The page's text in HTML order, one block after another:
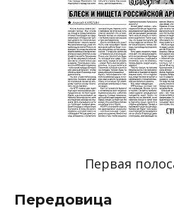
Первая
Передовица